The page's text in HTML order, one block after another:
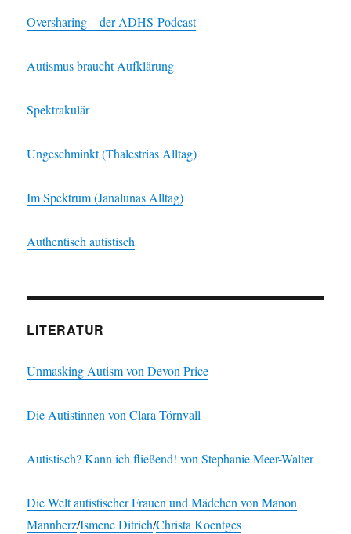
Oversharing – der ADHS-Podcast
Autismus braucht Aufklärung
Spektrakulär
Ungeschminkt (Thalestrias Alltag)
Im Spektrum (Janalunas Alltag)
Authentisch autistisch
LITERATUR
Unmasking Autism von Devon Price
Die Autistinnen von Clara Törnvall
Autistisch? Kann ich fließend! von Stephanie Meer-Walter
Die Welt autistischer Frauen und Mädchen vonManon
Mannherz/Ismene Ditrich/Christa Koentges